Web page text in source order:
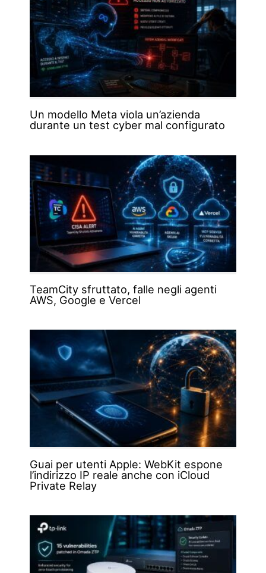
Un modello Meta viola un’azienda
durante un test cyber mal configurato
TeamCity sfruttato, falle negli agenti
AWS, Google e Vercel
Guai per utenti Apple: WebKit espone
l’indirizzo IP reale anche con iCloud
Private Relay